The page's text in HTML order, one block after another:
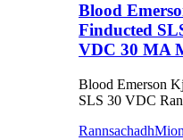
Blood
Finducted
VDC 30 MA
Blood Emerson
SLS 30 VDC
Rannsachadh